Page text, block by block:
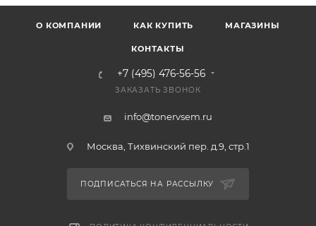
О КОМПАНИИ КАК КУПИТЬ МАГАЗИНЫ
КОНТАКТЫ
+7 (495) 476-56-56
ЗАКАЗАТЬ ЗВОНОК
info@tonervsem.ru
Москва, Тихвинский пер. д.9, стр.1
ПОДПИСАТЬСЯ НА РАССЫЛКУ